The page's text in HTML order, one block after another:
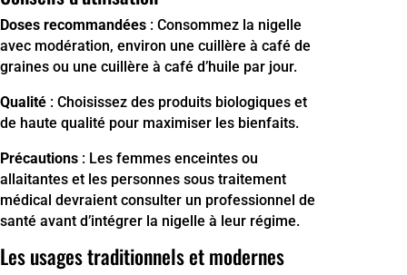
Doses recommandées : Consommez la nigelle
avec modération, environ une cuillère à café de
graines ou une cuillère à café d’huile par jour.
Qualité : Choisissez des produits biologiques et
de haute qualité pour maximiser les bienfaits.
Précautions : Les femmes enceintes ou
allaitantes et les personnes sous traitement
médical devraient consulter un professionnel de
santé avant d’intégrer la nigelle à leur régime.
Les usages traditionnels et modernes